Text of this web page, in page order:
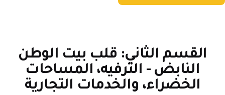
القسم الثاني: قلب بيت الوطن
النابض - الترفيه، المساحات
الخضراء، والخدمات التجارية